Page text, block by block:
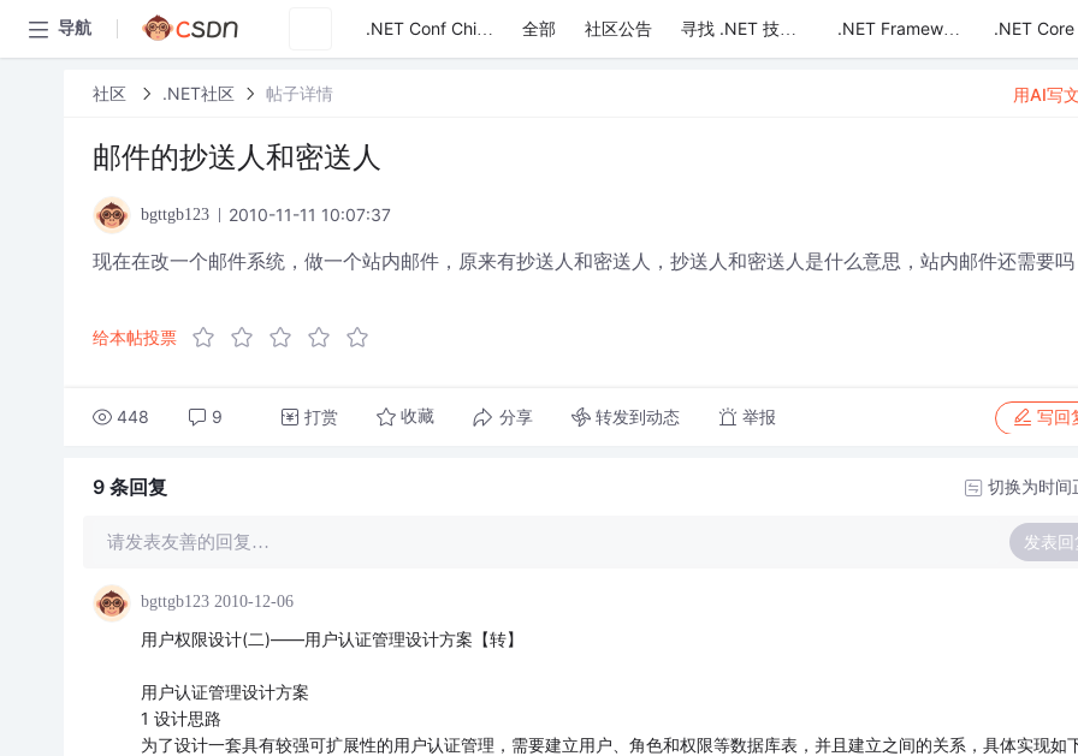
导航 .NET Conf China 全部 社区公告 寻找 .NET 技术达人 .NET Framework .NET Core
社区 .NET社区 帖子详情
邮件的抄送人和密送人
bgttgb123 2010-11-11 10:07:37
现在在改一个邮件系统，做一个站内邮件，原来有抄送人和密送人，抄送人和密送人是什么意思，站内邮件还需要吗
给本帖投票
448 9 打赏 收藏 分享 转发到动态 举报 写回
用AI写
9 条回复 切换为时间
请发表友善的回复… 发表回
bgttgb123 2010-12-06
用户权限设计(二)——用户认证管理设计方案【转】
用户认证管理设计方案
1 设计思路
为了设计一套具有较强可扩展性的用户认证管理，需要建立用户、角色和权限等数据库表，并且建立之间的关系，具体实现如